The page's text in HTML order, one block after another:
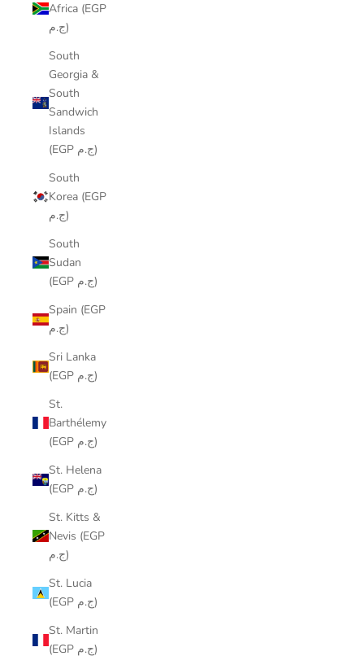
Africa (EGP
ج.م)
South
Georgia &
South
Sandwich
Islands
(EGP ج.م)
South
Korea (EGP
ج.م)
South
Sudan
(EGP ج.م)
Spain (EGP
ج.م)
Sri Lanka
(EGP ج.م)
St.
Barthélemy
(EGP ج.م)
St. Helena
(EGP ج.م)
St. Kitts &
Nevis (EGP
ج.م)
St. Lucia
(EGP ج.م)
St. Martin
(EGP ج.م)